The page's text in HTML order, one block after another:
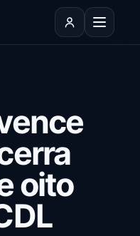
Abrir
oito